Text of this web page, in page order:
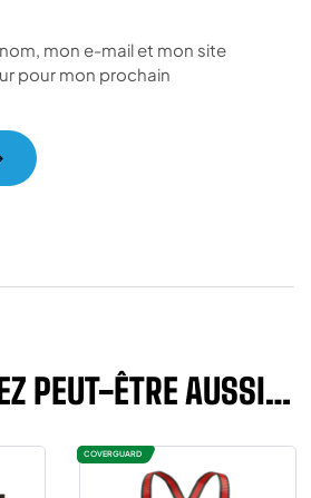
mon e-mail et mon site
pour mon prochain
PEUT-ÊTRE AUSSI…
COVERGUARD